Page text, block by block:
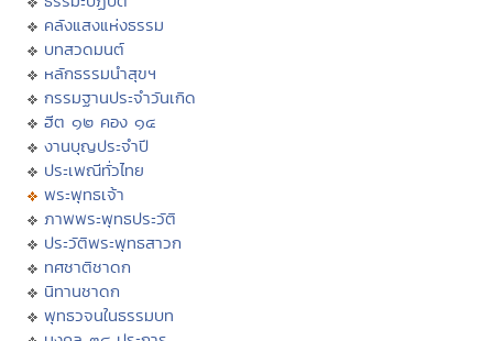
คลังแสงแห่งธรรม
บทสวดมนต์
หลักธรรมนำสุขฯ
กรรมฐานประจำวันเกิด
ฮีต ๑๒ คอง ๑๔
งานบุญประจำปี
ประเพณีทั่วไทย
พระพุทธเจ้า
ภาพพระพุทธประวัติ
ประวัติพระพุทธสาวก
ทศชาติชาดก
นิทานชาดก
พุทธวจนในธรรมบท